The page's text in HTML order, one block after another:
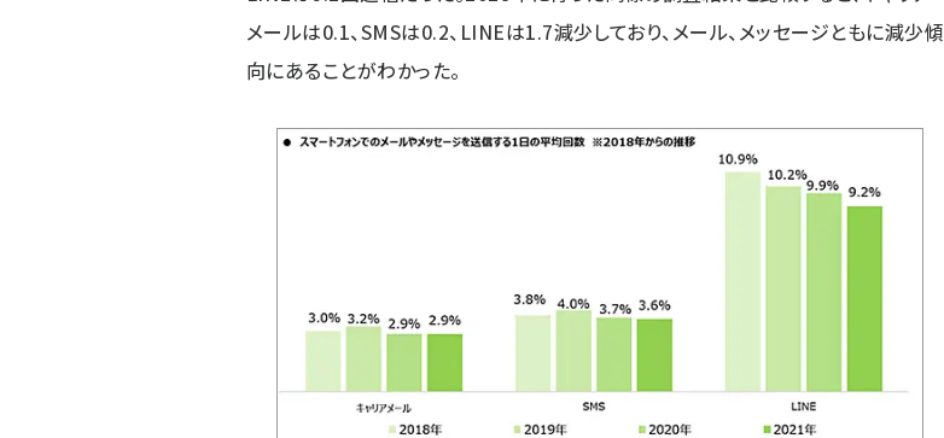
メールは0.1、SMSは0.2、LINEは1.7減少しており、メール、メッセージともに減少傾
向にあることがわかった。